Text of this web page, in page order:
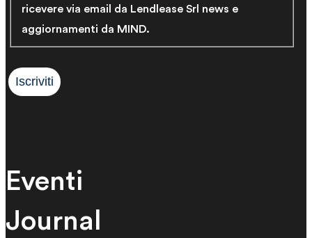
ricevere via email da Lendlease Srl news e
aggiornamenti da MIND.
Eventi
Journal